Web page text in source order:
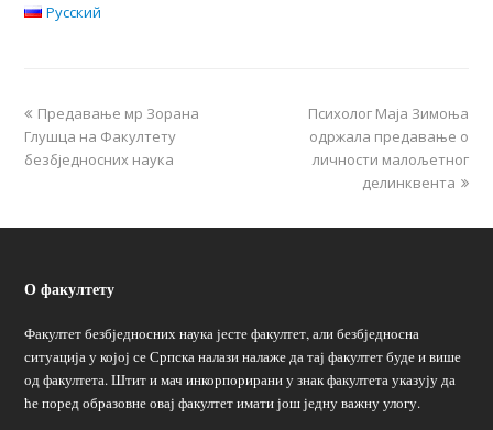
Русский
Предавање мр Зорана
Глушца на Факултету
безбједносних наука
Психолог Маја Зимоња
одржала предавање о
личности малољетног
делинквента
О факултету
Факултет безбједносних наука јесте факултет, али безбједносна
ситуација у којој се Српска налази налаже да тај факултет буде и више
од факултета. Штит и мач инкорпорирани у знак факултета указују да
ће поред образовне овај факултет имати још једну важну улогу.